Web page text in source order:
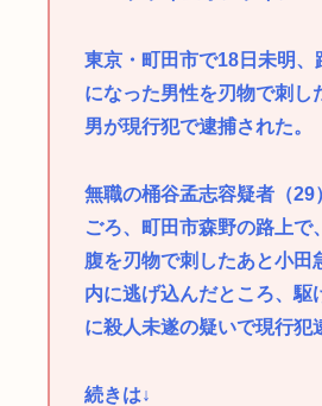
東京・町田市で18日未明、
になった男性を刃物で刺し
男が現行犯で逮捕された。
無職の桶谷孟志容疑者（29
ごろ、町田市森野の路上で
腹を刃物で刺したあと小田
内に逃げ込んだところ、駆
に殺人未遂の疑いで現行犯
続きは↓